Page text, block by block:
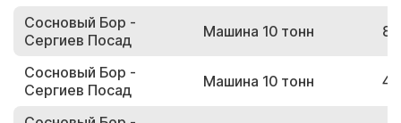
Сосновый Бор -
Сергиев Посад
Машина 10 тонн
Сосновый Бор -
Сергиев Посад
Машина 10 тонн